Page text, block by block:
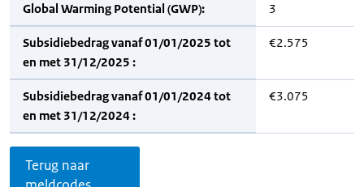
Global Warming Potential (GWP): 3
Subsidiebedrag vanaf 01/01/2025 tot
en met 31/12/2025 :
€2.575
Subsidiebedrag vanaf 01/01/2024 tot
en met 31/12/2024 :
€3.075
Terug naar